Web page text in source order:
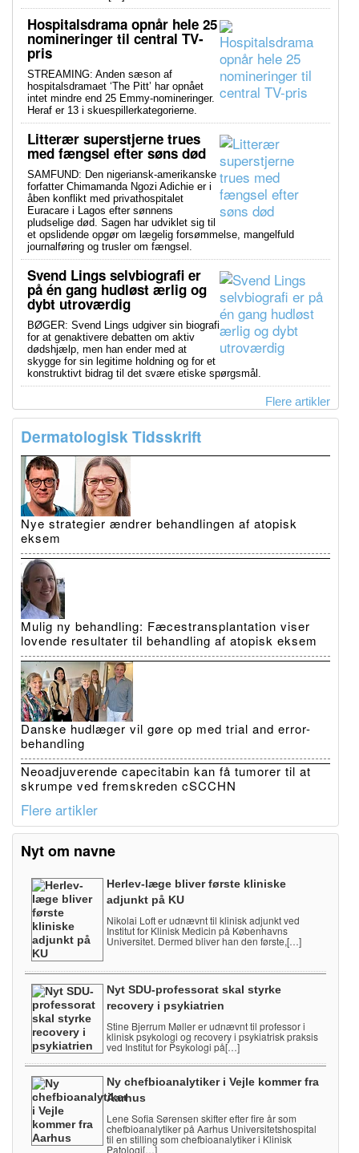
Hospitalsdrama opnår hele 25
nomineringer til central TV-
pris
STREAMING: Anden sæson af
hospitalsdramaet ‘The Pitt’ har opnået
intet mindre end 25 Emmy-nomineringer.
Heraf er 13 i skuespillerkategorierne.
Litterær superstjerne trues
med fængsel efter søns død
SAMFUND: Den nigeriansk-amerikanske
forfatter Chimamanda Ngozi Adichie er i
åben konflikt med privathospitalet
Euracare i Lagos efter sønnens
pludselige død. Sagen har udviklet sig til
et opslidende opgør om lægelig forsømmelse, mangelfuld
journalføring og trusler om fængsel.
Svend Lings selvbiografi er
på én gang hudløst ærlig og
dybt utroværdig
BØGER: Svend Lings udgiver sin biografi
for at genaktivere debatten om aktiv
dødshjælp, men han ender med at
skygge for sin legitime holdning og for et
konstruktivt bidrag til det svære etiske spørgsmål.
Flere artikler
Dermatologisk Tidsskrift
Nye strategier ændrer behandlingen af atopisk
eksem
Mulig ny behandling: Fæcestransplantation viser
lovende resultater til behandling af atopisk eksem
Danske hudlæger vil gøre op med trial and error-
behandling
Neoadjuverende capecitabin kan få tumorer til at
skrumpe ved fremskreden cSCCHN
Flere artikler
Nyt om navne
Herlev-læge bliver første kliniske
adjunkt på KU
Nikolai Loft er udnævnt til klinisk adjunkt ved
Institut for Klinisk Medicin på Københavns
Universitet. Dermed bliver han den første,[…]
Nyt SDU-professorat skal styrke
recovery i psykiatrien
Stine Bjerrum Møller er udnævnt til professor i
klinisk psykologi og recovery i psykiatrisk praksis
ved Institut for Psykologi på[…]
Ny chefbioanalytiker i Vejle kommer fra
Aarhus
Lene Sofia Sørensen skifter efter fire år som
chefbioanalytiker på Aarhus Universitetshospital
til en stilling som chefbioanalytiker i Klinisk
Patologi[…]